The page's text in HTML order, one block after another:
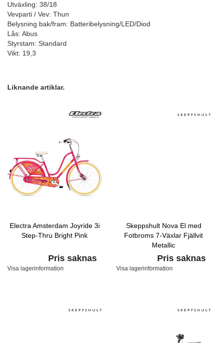
Utväxling: 38/18
Vevparti / Vev: Thun
Belysning bak/fram: Batteribelysning/LED/Diod
Lås: Abus
Styrstam: Standard
Vikt: 19,3
Liknande artiklar.
Electra Amsterdam Joyride 3i
Step-Thru Bright Pink
Pris saknas
Visa lagerinformation
Skeppshult Nova El med
Fotbroms 7-Växlar Fjällvit
Metallic
Pris saknas
Visa lagerinformation